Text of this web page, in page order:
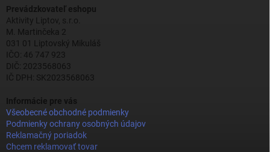
Prevádzkovateľ eshopu
Aktivity Liptov, s.r.o.
M. Martinčeka 2
031 01 Liptovský Mikuláš
IČO: 46 747 923
DIČ: 2023568063
IČ DPH: SK2023568063
Informácie pre vás
Všeobecné obchodné podmienky
Podmienky ochrany osobných údajov
Reklamačný poriadok
Chcem reklamovať tovar